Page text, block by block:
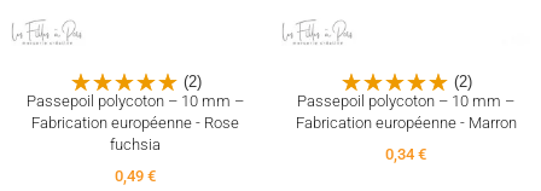
(2)
Passepoil polycoton – 10 mm –
Fabrication européenne - Rose
fuchsia
0,49 €
(2)
Passepoil polycoton – 10 mm –
Fabrication européenne - Marron
0,34 €